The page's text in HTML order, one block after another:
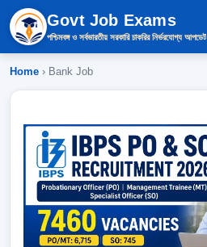
Govt Job Exams
পশ্চিমবঙ্গ ও সর্বভারতীয় সরকারি চাকরির নির্ভরযোগ্য আপডেট
Home › Bank Job